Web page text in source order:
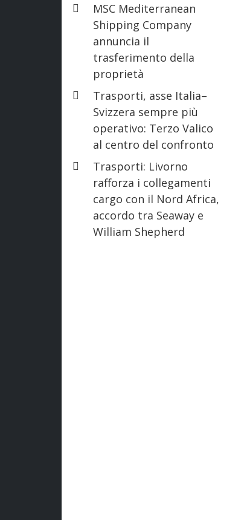
MSC Mediterranean
Shipping Company
annuncia il
trasferimento della
proprietà
Trasporti, asse Italia–
Svizzera sempre più
operativo: Terzo Valico
al centro del confronto
Trasporti: Livorno
rafforza i collegamenti
cargo con il Nord Africa,
accordo tra Seaway e
William Shepherd